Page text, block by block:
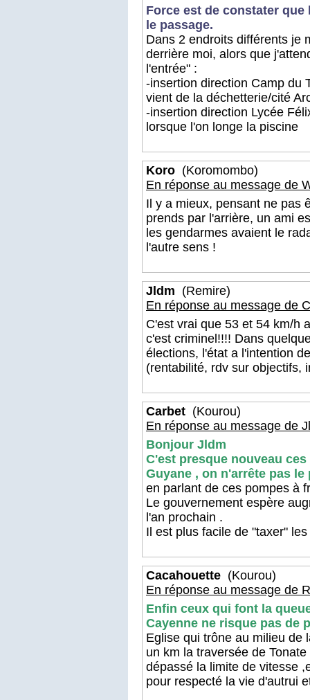
Force est de constater
le passage.
Dans 2 endroits différents je
derrière moi, alors que
l'entrée" :
-insertion direction Camp du
vient de la déchetterie/cité
-insertion direction Lycée
lorsque l'on longe la piscine
Koro (Koromombo)
En réponse au message de
Il y a mieux, pensant ne pas
prends par l'arrière, un ami
les gendarmes avaient le
l'autre sens !
Jldm (Remire)
En réponse au message de
C'est vrai que 53 et 54 km/h
c'est criminel!!!! Dans
élections, l'état a l'intention
(rentabilité, rdv sur objectifs,
Carbet (Kourou)
En réponse au message de
Bonjour Jldm
C'est presque nouveau
Guyane , on n'arrête pas le
en parlant de ces pompes à
Le gouvernement espère
l'an prochain .
Il est plus facile de "taxer"
Cacahouette (Kourou)
En réponse au message de
Enfin ceux qui font la
Cayenne ne risque pas de
Eglise qui trône au milieu de
un km la traversée de Tonate
dépassé la limite de vitesse
pour respecté la vie d'autrui